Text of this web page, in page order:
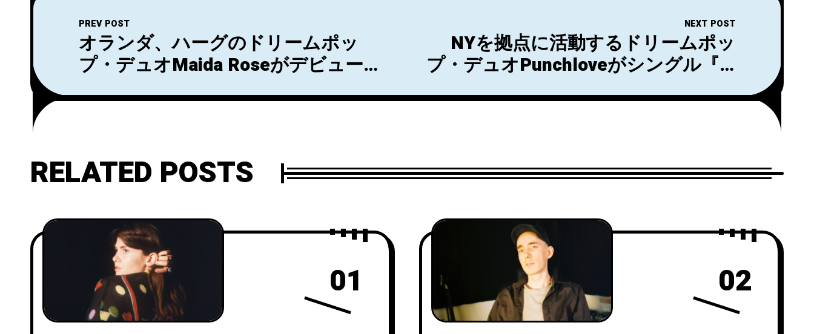
PREV POST
オランダ、ハーグのドリームポッ
プ・デュオMaida Roseがデビューシ
リリース！
NEXT POST
NYを拠点に活動するドリームポッ
プ・デュオPunchloveがシングル『In
RELATED POSTS
01 02